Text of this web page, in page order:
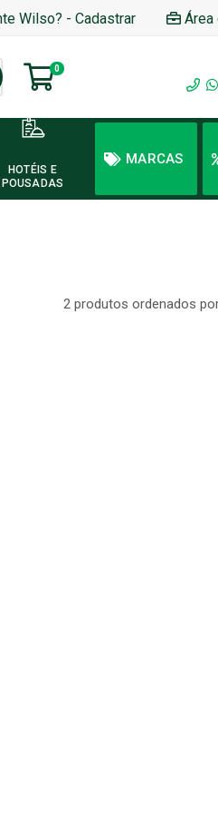
Wilso? - Cadastrar Área
0
HOTÉIS E
POUSADAS
MARCAS
2 produtos ordenados